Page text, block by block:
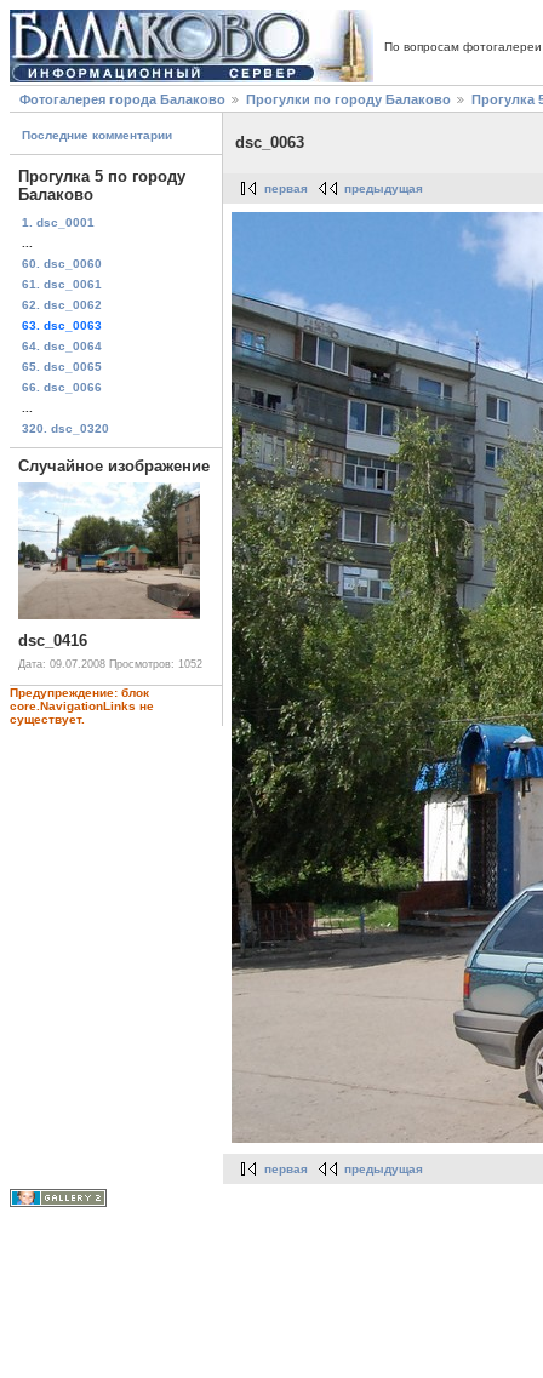
По вопросам
Фотогалерея города Балаково Прогулки по городу Балаково Прогулка
Последние комментарии
Прогулка 5 по городу
Балаково
1. dsc_0001
60. dsc_0060
61. dsc_0061
62. dsc_0062
63. dsc_0063
64. dsc_0064
65. dsc_0065
66. dsc_0066
320. dsc_0320
Случайное изображение
dsc_0416
Дата: 09.07.2008 Просмотров: 1052
Предупреждение: блок
core.NavigationLinks не
существует.
dsc_0063
первая предыдущая
первая предыдущая